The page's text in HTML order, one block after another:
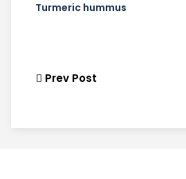
Turmeric hummus
Prev Post